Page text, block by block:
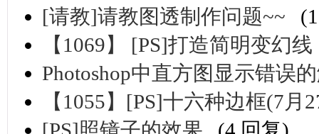
[请教]请教图透制作问题~~
【1069】 [PS]打造简明变幻线
Photoshop中直方图显示错误
【1055】[PS]十六种边框(7月